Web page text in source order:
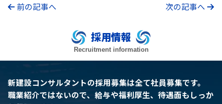
前の記事へ 次の記事へ
採用情報
Recruitment information
新建設コンサルタントの採用募集は全て社員募集です。
職業紹介ではないので、給与や福利厚生、待遇面もしっか